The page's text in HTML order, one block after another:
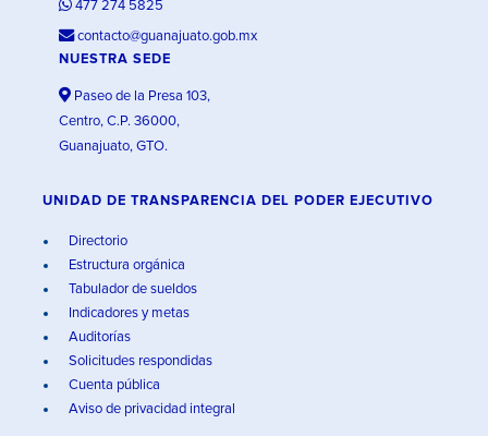
477 274 5825
contacto@guanajuato.gob.mx
NUESTRA SEDE
Paseo de la Presa 103,
Centro, C.P. 36000,
Guanajuato, GTO.
UNIDAD DE TRANSPARENCIA DEL PODER EJECUTIVO
Directorio
Estructura orgánica
Tabulador de sueldos
Indicadores y metas
Auditorías
Solicitudes respondidas
Cuenta pública
Aviso de privacidad integral